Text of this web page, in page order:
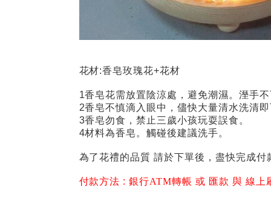
花材:香皂玫瑰花+花材
1香皂花需放置陰涼處，避免潮濕。溼手
2香皂不慎滴入眼中，儘快大量清水洗清
3香皂勿食，禁止三歲小孩玩耍誤食。
4材料為香皂。觸碰後建議洗手。
為了花禮的品質 請於下單後，盡快完成付
付款方法 :銀行ATM轉帳 或 匯款 與 線上